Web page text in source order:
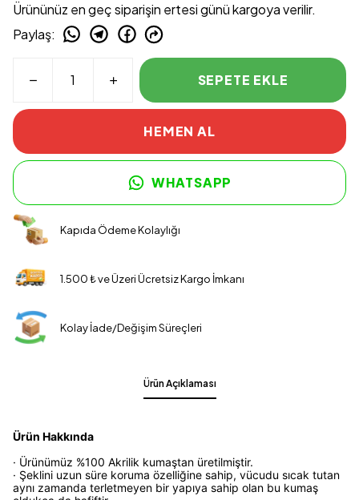
Ürününüz en geç siparişin ertesi günü kargoya verilir.
Paylaş:
SEPETE EKLE
HEMEN AL
WHATSAPP
Kapıda Ödeme Kolaylığı
1.500 ₺ ve Üzeri Ücretsiz Kargo İmkanı
Kolay İade/Değişim Süreçleri
Ürün Açıklaması
Ürün Hakkında
· Ürünümüz %100 Akrilik kumaştan üretilmiştir.
· Şeklini uzun süre koruma özelliğine sahip, vücudu sıcak tutan
aynı zamanda terletmeyen bir yapıya sahip olan bu kumaş